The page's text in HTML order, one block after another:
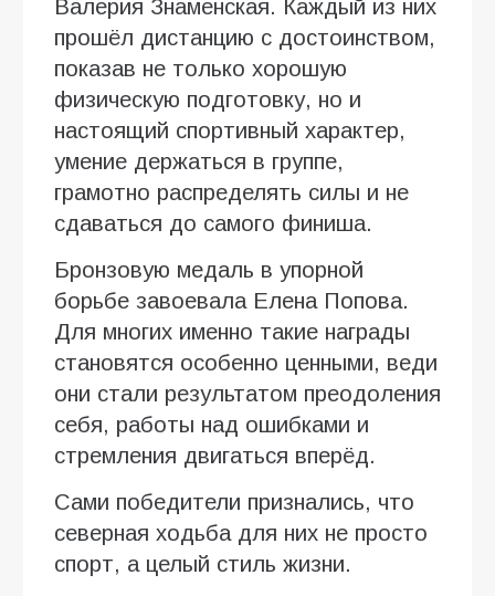
Валерия Знаменская. Каждый из них
прошёл дистанцию с достоинством,
показав не только хорошую
физическую подготовку, но и
настоящий спортивный характер,
умение держаться в группе,
грамотно распределять силы и не
сдаваться до самого финиша.
Бронзовую медаль в упорной
борьбе завоевала Елена Попова.
Для многих именно такие награды
становятся особенно ценными, веди
они стали результатом преодоления
себя, работы над ошибками и
стремления двигаться вперёд.
Сами победители признались, что
северная ходьба для них не просто
спорт, а целый стиль жизни.